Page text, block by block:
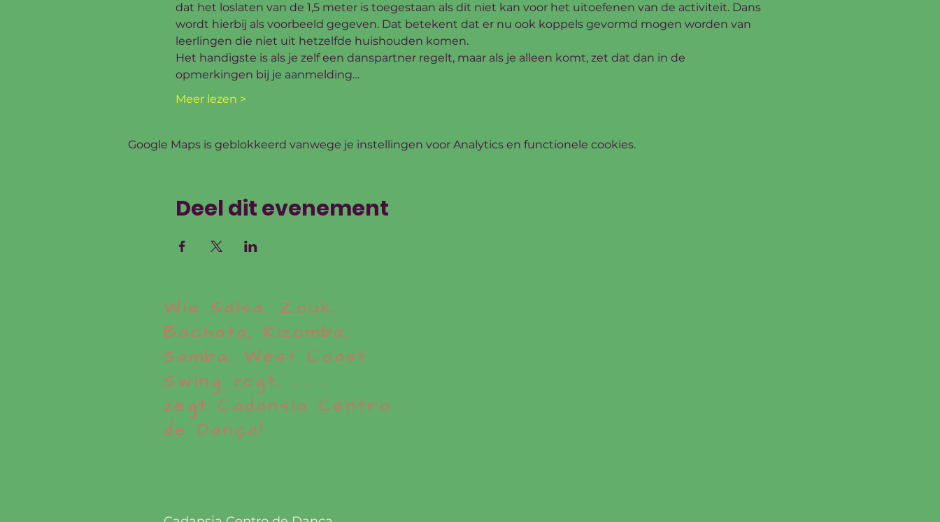
dat het loslaten van de 1,5 meter is toegestaan als dit niet kan voor het uitoefenen van de activiteit. Dans
wordt hierbij als voorbeeld gegeven. Dat betekent dat er nu ook koppels gevormd mogen worden van
leerlingen die niet uit hetzelfde huishouden komen.
Het handigste is als je zelf een danspartner regelt, maar als je alleen komt, zet dat dan in de
opmerkingen bij je aanmelding…
Meer lezen >
Google Maps is geblokkeerd vanwege je instellingen voor Analytics en functionele cookies.
Deel dit evenement
Wie Salsa, Zouk,
Bachata, Kizomba,
Samba, West Coast
Swing zegt, .......
zegt Cadansia Centro
de Dança!